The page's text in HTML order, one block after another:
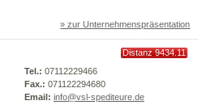
» zur Unternehmenspräsentation
Distanz 9434.11
Tel.: 07112229466
Fax.: 071122294680
Email: info@vsl-spediteure.de